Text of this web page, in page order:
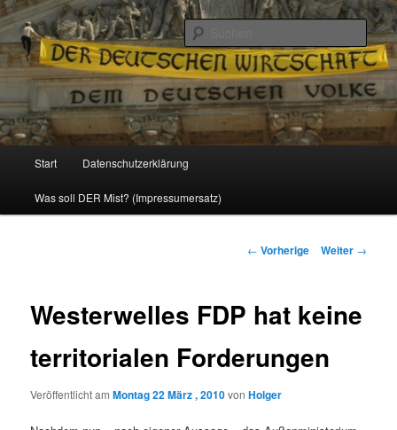
Reizzentrum
Politik, Wirtschaft, Soziales und Gesellschaft
Zum
Inhalt
Start Datenschutzerklärung
Was soll DER Mist? (Impressumersatz)
Beitrags-
← Vorherige Weiter →
Westerwelles FDP hat keine
territorialen Forderungen
Veröffentlicht amMontag 22 März , 2010vonHolger